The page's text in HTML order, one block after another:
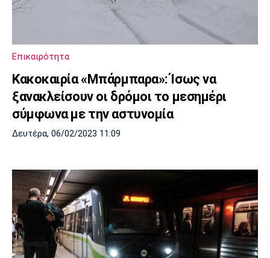
Επικαιρότητα
Κακοκαιρία «Μπάρμπαρα»: Ίσως να
ξανακλείσουν οι δρόμοι το μεσημέρι
σύμφωνα με την αστυνομία
Δευτέρα, 06/02/2023 11:09